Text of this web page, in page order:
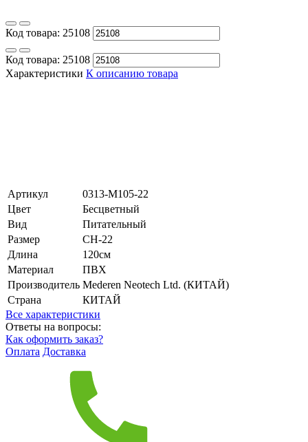
Код товара: 25108
Код товара: 25108
Характеристики К описанию товара
Артикул
0313-M105-22
Цвет
Бесцветный
Вид
Питательный
Размер
CH-22
Длина
120см
Материал
ПВХ
Производитель Mederen Neotech Ltd. (КИТАЙ)
Страна
КИТАЙ
Все характеристики
Ответы на вопросы:
Как оформить заказ?
Оплата Доставка